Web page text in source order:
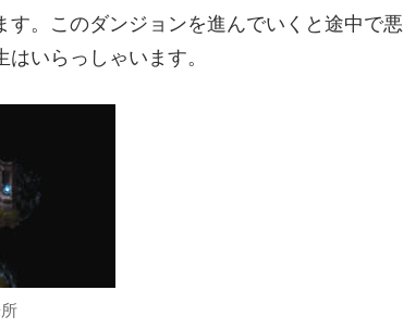
。このダンジョンを進んでいくと途中で悪
いらっしゃいます。